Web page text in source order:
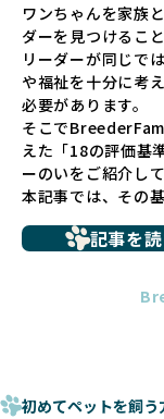
長するための環境
での間に過密な環
少なくありません
の問題につながり
は言えません。
こうした背景から
さない直接販売を
ペットショップを
ん。
ペットショップを
法令レベルの最低
ものに過ぎず、ワ
少なくなく、消費
ワンちゃんを家族
ダーを見つけるこ
リーダーが同じで
や福祉を十分に考
必要があります。
そこで
えた「18の評価基
ーのいをご紹介して
本記事では、その
に断尾（しっぽを
ことがあります。
これは痛みを伴う
手段でもあるため
記事を
初めてペットを飼う